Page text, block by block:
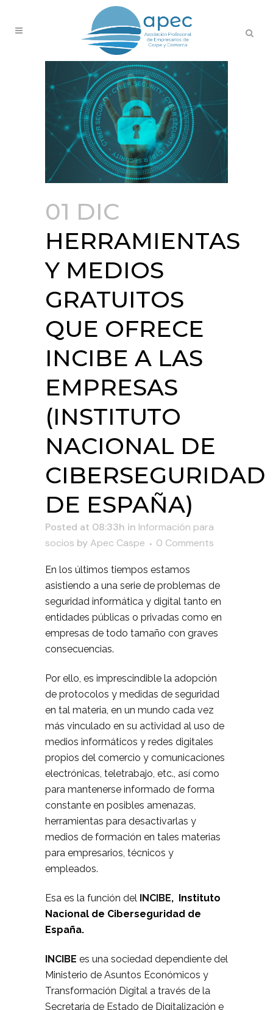
01 DIC
HERRAMIENTAS
Y MEDIOS
GRATUITOS
QUE OFRECE
INCIBE A LAS
EMPRESAS
(INSTITUTO
NACIONAL DE
CIBERSEGURIDAD
DE ESPAÑA)
Posted at 08:33h in Información para
socios by Apec Caspe 0 Comments
En los últimos tiempos estamos
asistiendo a una serie de problemas de
seguridad informática y digital tanto en
entidades públicas o privadas como en
empresas de todo tamaño con graves
consecuencias.
Por ello, es imprescindible la adopción
de protocolos y medidas de seguridad
en tal materia, en un mundo cada vez
más vinculado en su actividad al uso de
medios informáticos y redes digitales
propios del comercio y comunicaciones
electrónicas, teletrabajo, etc., así como
para mantenerse informado de forma
constante en posibles amenazas,
herramientas para desactivarlas y
medios de formación en tales materias
para empresarios, técnicos y
empleados.
Esa es la función del INCIBE, Instituto
Nacional de Ciberseguridad de
España.
INCIBE es una sociedad dependiente del
Ministerio de Asuntos Económicos y
Transformación Digital a través de la
Secretaría de Estado de Digitalización e